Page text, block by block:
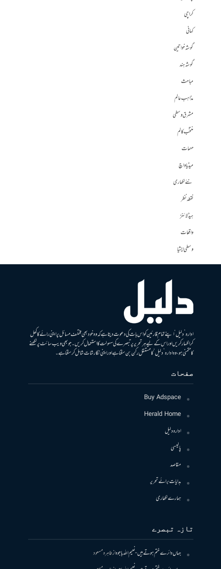
کراچی
کہانی
گوشہ خواتین
گوشہ ہند
مباحث
مذاہب عالم
مشرق وسطی
منتخب کالم
مہمات
میڈیا واچ
نئے لکھاری
نقطہ نظر
ہیڈلائنز
واقعات
وسطی ایشیا
ادارہ ’دلیل‘ اپنے تمام قارئین کو اس بات کی دعوت دیتا ہے کہ وہ خود بھی مختلف مسائل پر اپنی رائے کا کھل
کر اظہار کریں اور اس کے لیے ہر تحریر پر تبصرے کی سہولت کا استعمال کریں۔ جو بھی ویب سائٹ پر لکھنے
کا متمنی ہو، وہ ادارہ ’دلیل‘ کا مستقل رکن بن سکتا ہے اور اپنی نگارشات شامل کرسکتا ہے۔
صفحات
Buy Adspace
Herald Home
ادارہ دلیل
پالیسی
مقاصد
ہدایات برائے تحریر
ہمارے لکھاری
تازہ تبصرے
جہاں دائرے ختم ہوتے ہیں- نعیم اللہ باجوہازطاہرہ مسعود